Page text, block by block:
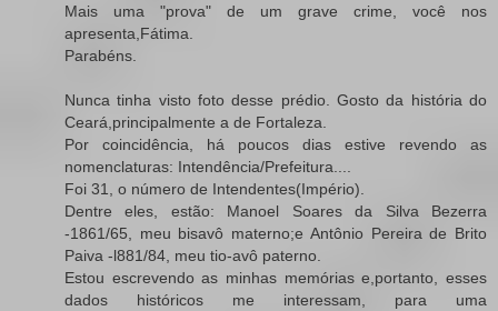
Mais uma "prova" de um grave crime, você nos
apresenta,Fátima.
Parabéns.
Nunca tinha visto foto desse prédio. Gosto da história do
Ceará,principalmente a de Fortaleza.
Por coincidência, há poucos dias estive revendo as
nomenclaturas: Intendência/Prefeitura....
Foi 31, o número de Intendentes(Império).
Dentre eles, estão: Manoel Soares da Silva Bezerra
-1861/65, meu bisavô materno;e Antônio Pereira de Brito
Paiva -l881/84, meu tio-avô paterno.
Estou escrevendo as minhas memórias e,portanto, esses
dados históricos me interessam, para uma